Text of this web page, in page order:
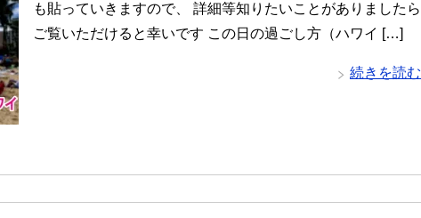
も貼っていきますので、 詳細等知りたいことがありましたら
ご覧いただけると幸いです この日の過ごし方（ハワイ […]
続きを読む